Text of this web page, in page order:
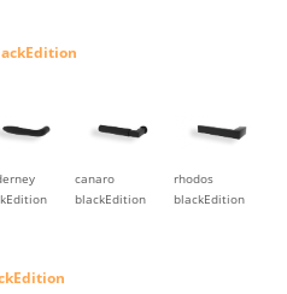
canaro
blackEdition
rhodos
blackEdition